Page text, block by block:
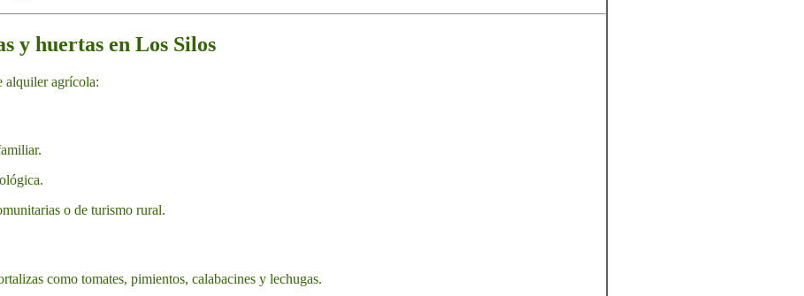
y huertas en Los Silos
alquiler agrícola:
o de turismo rural.
como tomates, pimientos, calabacines y lechugas.